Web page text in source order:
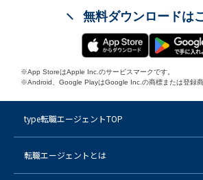
無料ダウンロードは
※App StoreはApple Inc.のサービスマークです。
※Android、Google PlayはGoogle Inc.の商標または登録商
type転職エージェントTOP
転職エージェントとは